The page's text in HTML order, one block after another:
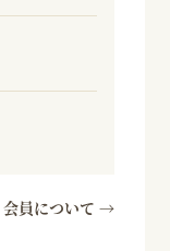
会員について →